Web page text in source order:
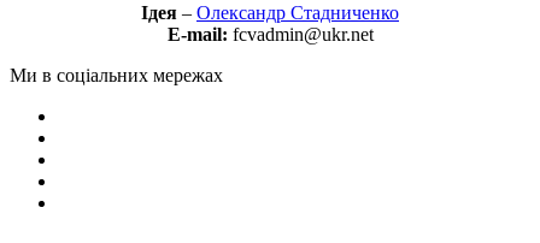
Ідея – Олександр Стадниченко
E-mail: fcvadmin@ukr.net
Ми в соціальних мережах